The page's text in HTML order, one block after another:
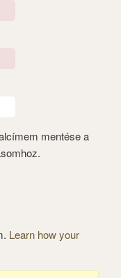
mentése a
Learn how your